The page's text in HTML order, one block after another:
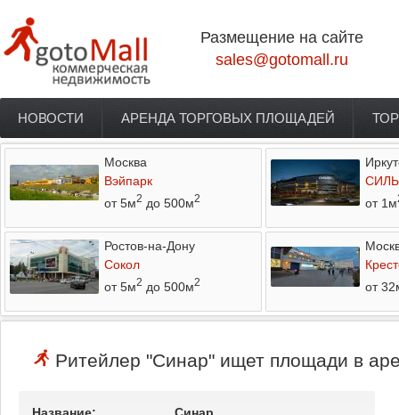
Размещение на сайте
sales@gotomall.ru
Главное меню
НОВОСТИ АРЕНДА ТОРГОВЫХ ПЛОЩАДЕЙ
Москва
Вэйпарк
от 5м2 до 500м2
от 1м
Ростов-на-Дону
Сокол
от 5м2 до 500м2
от
Ритейлер "Синар" ищет площади в